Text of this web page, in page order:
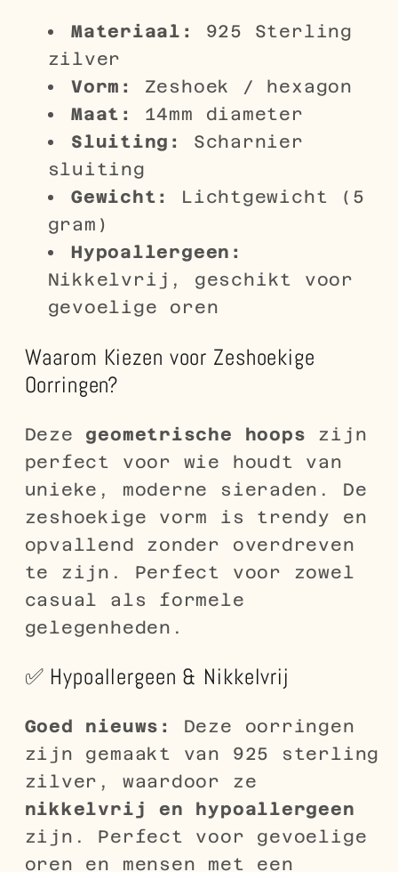
Materiaal:
925 Sterling
zilver
Vorm:
Zeshoek / hexagon
Maat:
14mm diameter
Sluiting:
Scharnier
sluiting
Gewicht:
Lichtgewicht (5
gram)
Hypoallergeen:
Nikkelvrij, geschikt voor
gevoelige oren
Waarom Kiezen voor Zeshoekige
Oorringen?
Deze geometrische hoops zijn
perfect voor wie houdt van
unieke, moderne sieraden. De
zeshoekige vorm is trendy en
opvallend zonder overdreven
te zijn. Perfect voor zowel
casual als formele
gelegenheden.
✅ Hypoallergeen & Nikkelvrij
Goed nieuws:
Deze oorringen
zijn gemaakt van 925 sterling
zilver, waardoor ze
nikkelvrij en hypoallergeen
zijn. Perfect voor gevoelige
oren en mensen met een